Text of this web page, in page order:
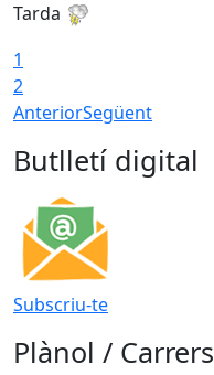
Tarda
1
2
AnteriorSegüent
Butlletí digital
Subscriu-te
Plànol / Carrers